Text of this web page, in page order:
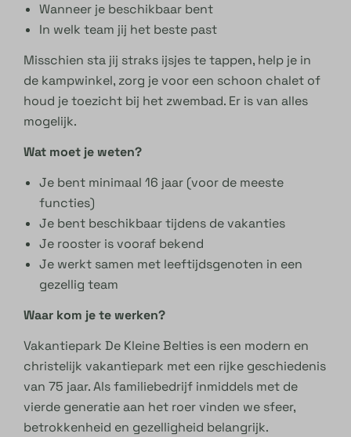
Wanneer je beschikbaar bent
In welk team jij het beste past
Misschien sta jij straks ijsjes te tappen, help je in
de kampwinkel, zorg je voor een schoon chalet of
houd je toezicht bij het zwembad. Er is van alles
mogelijk.
Wat moet je weten?
Je bent minimaal 16 jaar (voor de meeste
functies)
Je bent beschikbaar tijdens de vakanties
Je rooster is vooraf bekend
Je werkt samen met leeftijdsgenoten in een
gezellig team
Waar kom je te werken?
Vakantiepark De Kleine Belties is een modern en
christelijk vakantiepark met een rijke geschiedenis
van 75 jaar. Als familiebedrijf inmiddels met de
vierde generatie aan het roer vinden we sfeer,
betrokkenheid en gezelligheid belangrijk.